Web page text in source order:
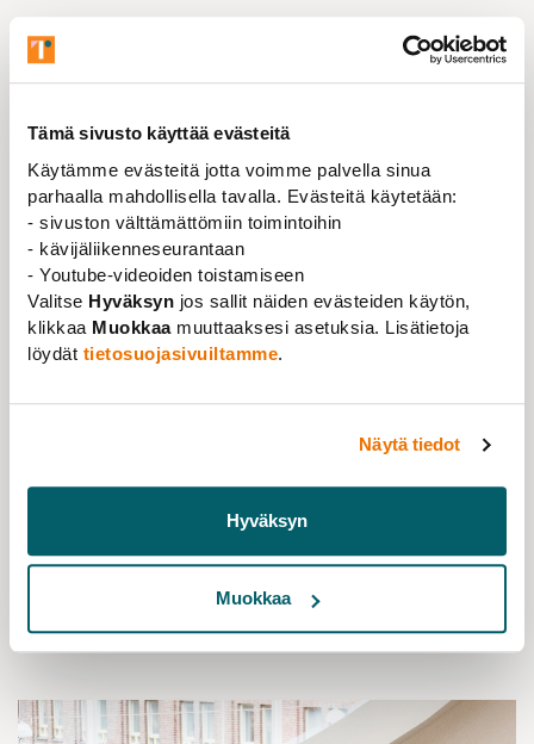
Tämä sivusto käyttää evästeitä
Käytämme evästeitä jotta voimme palvella sinua
parhaalla mahdollisella tavalla. Evästeitä käytetään:
- sivuston välttämättömiin toimintoihin
- kävijäliikenneseurantaan
- Youtube-videoiden toistamiseen
Valitse Hyväksyn jos sallit näiden evästeiden käytön,
klikkaa Muokkaamuuttaaksesi asetuksia. Lisätietoja
löydät tietosuojasivuiltamme.
Näytä tiedot
Hyväksyn
Muokkaa
Membership Service Specialist Susanna
Harjula unravels knots and finds answers